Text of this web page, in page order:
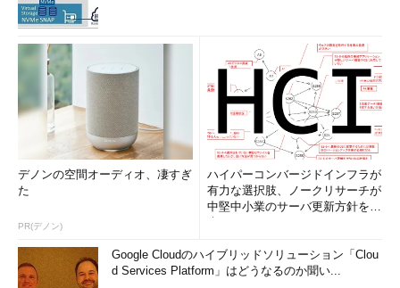
デノンの空間オーディオ、凄すぎ
た
PR(デノン)
ハイパーコンバージドインフラが
有力な選択肢、ノークリサーチが
中堅中小業のサーバ更新方針を調
Google Cloudのハイブリッドソリューション「Clou
d Services Platform」はどうなるのか聞い...